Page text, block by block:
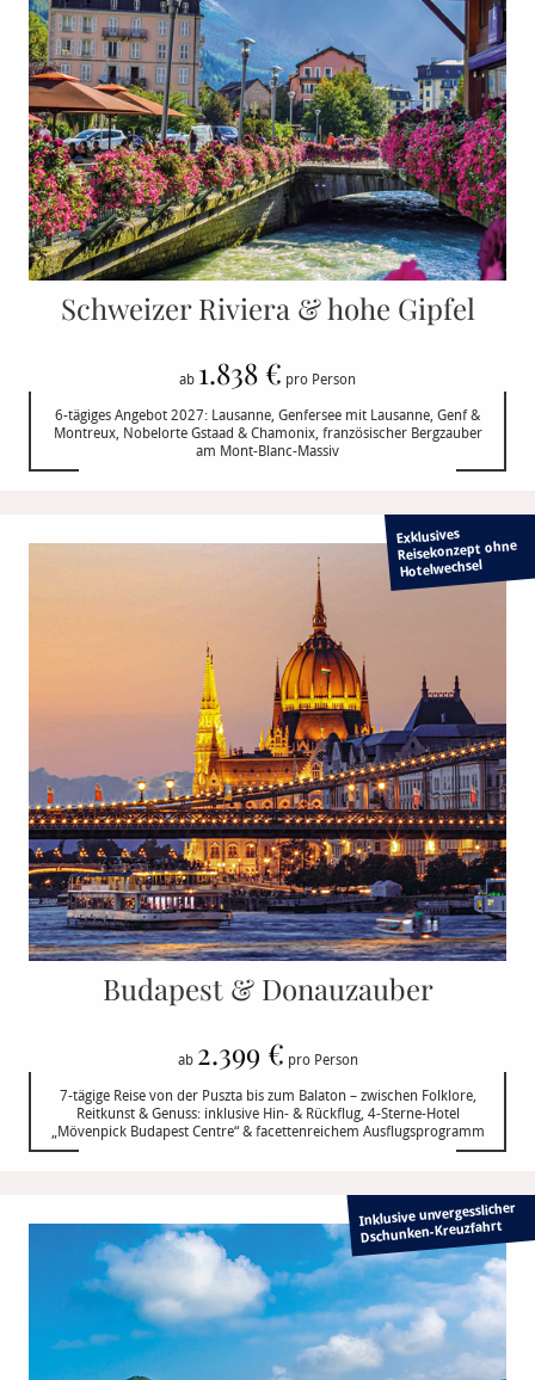
Schweizer Riviera & hohe Gipfel
ab 1.838 € pro Person
6-tägiges Angebot 2027: Lausanne, Genfersee mit Lausanne, Genf &
Montreux, Nobelorte Gstaad & Chamonix, französischer Bergzauber
am Mont-Blanc-Massiv
Exklusives
Reisekonzept ohne
Hotelwechsel
Budapest & Donauzauber
ab 2.399 € pro Person
7-tägige Reise von der Puszta bis zum Balaton – zwischen Folklore,
Reitkunst & Genuss: inklusive Hin- & Rückflug, 4-Sterne-Hotel
„Mövenpick Budapest Centre“ & facettenreichem Ausflugsprogramm
Inklusive unvergesslicher
Dschunken-Kreuzfahrt